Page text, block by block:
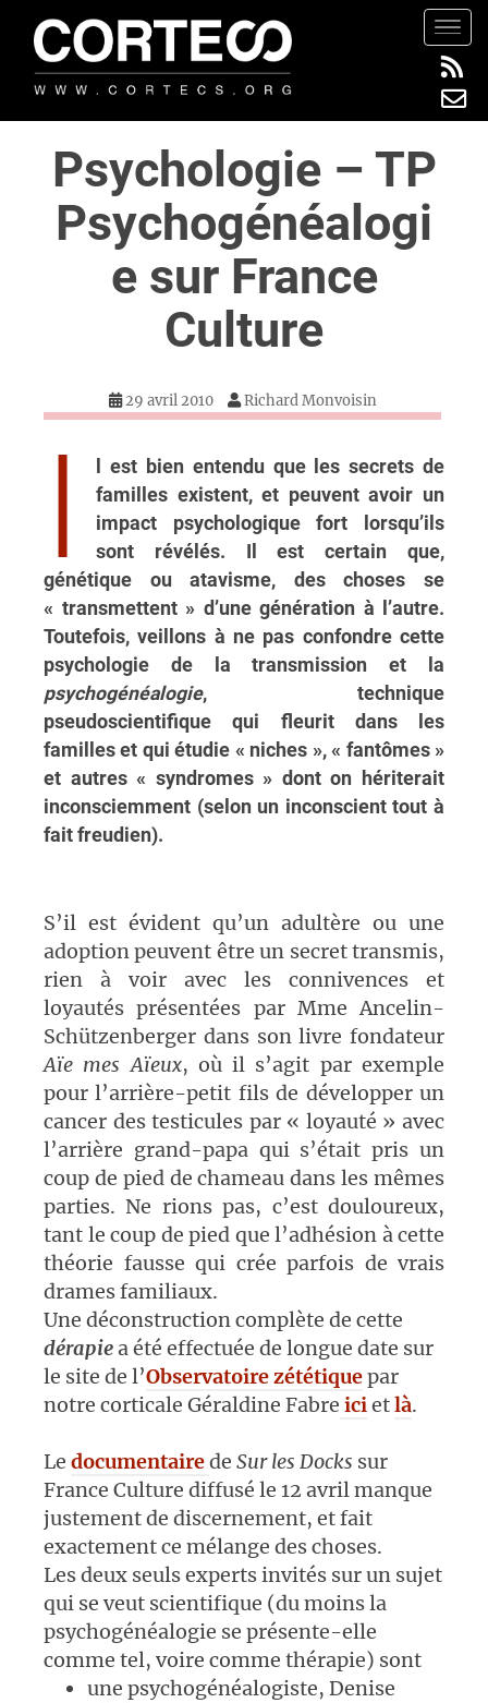
t
Psychologie – TP
Psychogénéalogi
e sur France
Culture
29 avril 2010 Richard Monvoisin
I
l est bien entendu que les secrets de
familles existent, et peuvent avoir un
impact psychologique fort lorsqu’ils
sont révélés. Il est certain que,
génétique ou atavisme, des choses se
« transmettent » d’une génération à l’autre.
Toutefois, veillons à ne pas confondre cette
psychologie de la transmission et la
psychogénéalogie, technique
pseudoscientifique qui fleurit dans les
familles et qui étudie « niches », « fantômes »
et autres « syndromes » dont on hériterait
inconsciemment (selon un inconscient tout à
fait freudien).
S’il est évident qu’un adultère ou une
adoption peuvent être un secret transmis,
rien à voir avec les connivences et
loyautés présentées par Mme Ancelin-
Schützenberger dans son livre fondateur
Aïe mes Aïeux, où il s’agit par exemple
pour l’arrière-petit fils de développer un
cancer des testicules par « loyauté » avec
l’arrière grand-papa qui s’était pris un
coup de pied de chameau dans les mêmes
parties. Ne rions pas, c’est douloureux,
tant le coup de pied que l’adhésion à cette
théorie fausse qui crée parfois de vrais
drames familiaux.
Une déconstruction complète de cette
dérapiea été effectuée de longue date sur
le site de l’Observatoire zététiquepar
notre corticale Géraldine Fabre icietlà.
Le documentairede Sur les Docks sur
France Culture diffusé le 12 avril manque
justement de discernement, et fait
exactement ce mélange des choses.
Les deux seuls experts invités sur un sujet
qui se veut scientifique (du moins la
psychogénéalogie se présente-elle
comme tel, voire comme thérapie) sont
une psychogénéalogiste, Denise